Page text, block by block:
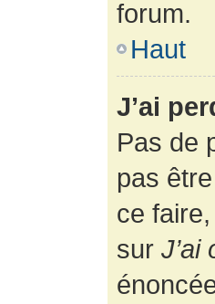
forum.
Haut
J’ai
Pas de
pas
ce
sur J’ai